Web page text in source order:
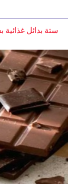
ستة بدائل